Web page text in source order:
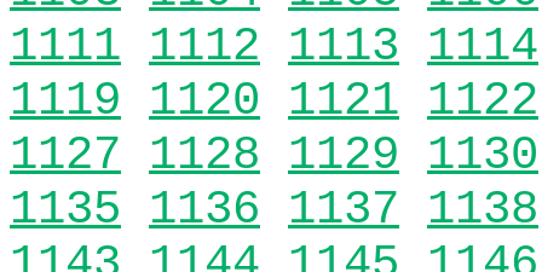
1111 1112 1113 1114
1119 1120 1121 1122
1127 1128 1129 1130
1135 1136 1137 1138